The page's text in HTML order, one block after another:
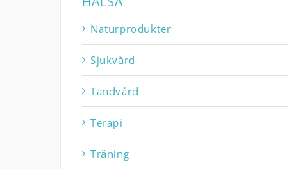
Naturprodukter
Sjukvård
Tandvård
Terapi
Träning